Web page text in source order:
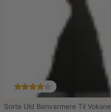
Sorte Uld Benvarmere Til Voksne